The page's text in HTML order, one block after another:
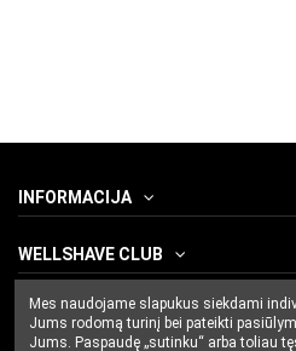
INFORMACIJA
WELLSHAVE CLUB
SUSISIEKITE SU MUMIS
Mes naudojame slapukus siekdami
Jums rodomą turinį bei pateikti
Jums. Paspaudę „sutinku“ arba toliau